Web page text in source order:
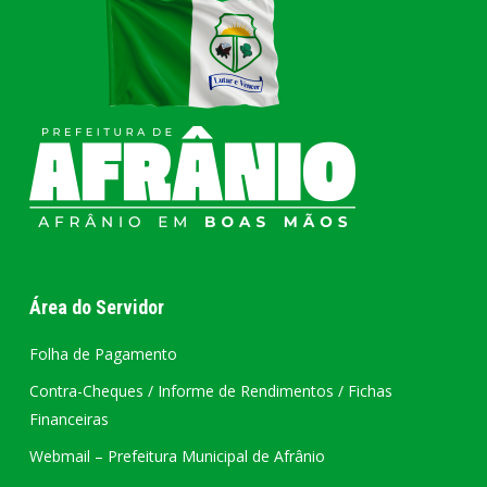
Área do Servidor
Folha de Pagamento
Contra-Cheques / Informe de Rendimentos / Fichas
Financeiras
Webmail – Prefeitura Municipal de Afrânio